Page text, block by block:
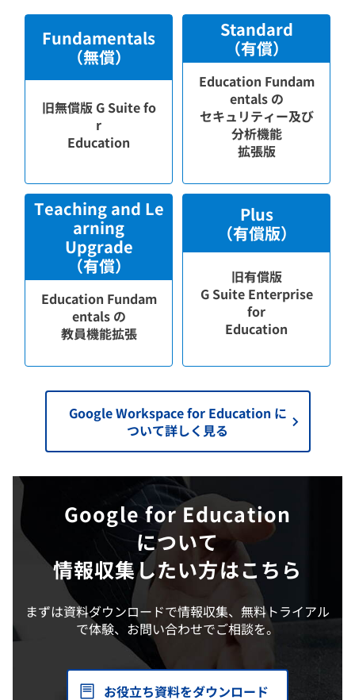
Fundamentals
（無償）
旧無償版 G Suite fo
r
Education
Standard
（有償）
Education Fundam
entals の
セキュリティー及び
分析機能
拡張版
Teaching and Le
arning
Upgrade
（有償）
Education Fundam
entals の
教員機能拡張
Plus
（有償版）
旧有償版
G Suite Enterprise
for
Education
Google Workspace for Education に
ついて詳しく見る
Google for Education
について
情報収集したい方はこちら
まずは資料ダウンロードで情報収集、無料トライアル
で体験、お問い合わせでご相談を。
お役立ち資料をダウンロード